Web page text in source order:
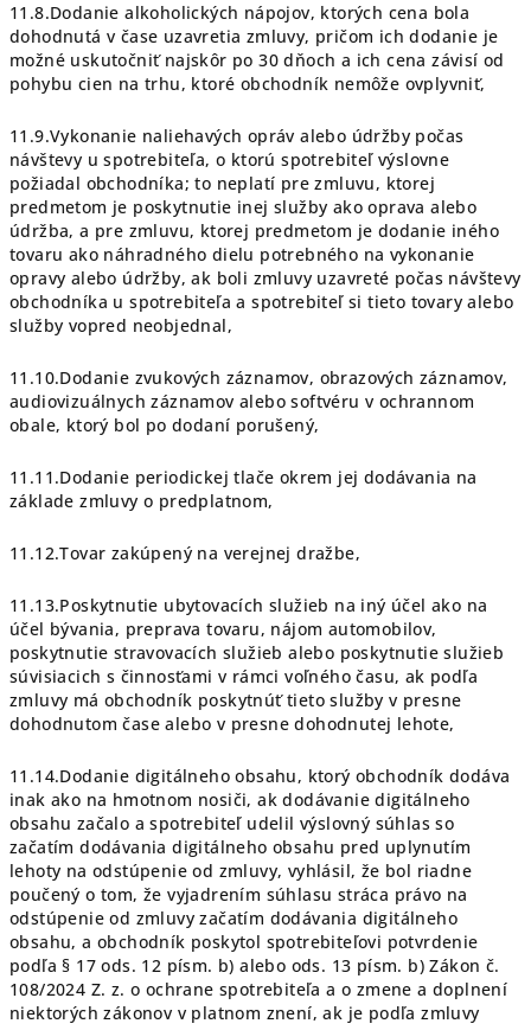
11.8.Dodanie alkoholických nápojov, ktorých cena bola
dohodnutá v čase uzavretia zmluvy, pričom ich dodanie je
možné uskutočniť najskôr po 30 dňoch a ich cena závisí od
pohybu cien na trhu, ktoré obchodník nemôže ovplyvniť,
11.9.Vykonanie naliehavých opráv alebo údržby počas
návštevy u spotrebiteľa, o ktorú spotrebiteľ výslovne
požiadal obchodníka; to neplatí pre zmluvu, ktorej
predmetom je poskytnutie inej služby ako oprava alebo
údržba, a pre zmluvu, ktorej predmetom je dodanie iného
tovaru ako náhradného dielu potrebného na vykonanie
opravy alebo údržby, ak boli zmluvy uzavreté počas návštevy
obchodníka u spotrebiteľa a spotrebiteľ si tieto tovary alebo
služby vopred neobjednal,
11.10.Dodanie zvukových záznamov, obrazových záznamov,
audiovizuálnych záznamov alebo softvéru v ochrannom
obale, ktorý bol po dodaní porušený,
11.11.Dodanie periodickej tlače okrem jej dodávania na
základe zmluvy o predplatnom,
11.12.Tovar zakúpený na verejnej dražbe,
11.13.Poskytnutie ubytovacích služieb na iný účel ako na
účel bývania, preprava tovaru, nájom automobilov,
poskytnutie stravovacích služieb alebo poskytnutie služieb
súvisiacich s činnosťami v rámci voľného času, ak podľa
zmluvy má obchodník poskytnúť tieto služby v presne
dohodnutom čase alebo v presne dohodnutej lehote,
11.14.Dodanie digitálneho obsahu, ktorý obchodník dodáva
inak ako na hmotnom nosiči, ak dodávanie digitálneho
obsahu začalo a spotrebiteľ udelil výslovný súhlas so
začatím dodávania digitálneho obsahu pred uplynutím
lehoty na odstúpenie od zmluvy, vyhlásil, že bol riadne
poučený o tom, že vyjadrením súhlasu stráca právo na
odstúpenie od zmluvy začatím dodávania digitálneho
obsahu, a obchodník poskytol spotrebiteľovi potvrdenie
podľa § 17 ods. 12 písm. b) alebo ods. 13 písm. b) Zákon č.
108/2024 Z. z. o ochrane spotrebiteľa a o zmene a doplnení
niektorých zákonov v platnom znení, ak je podľa zmluvy